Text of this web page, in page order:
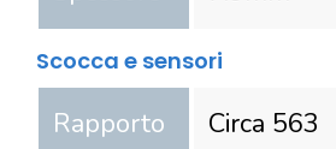
Scocca e sensori
Rapporto
Circa 563